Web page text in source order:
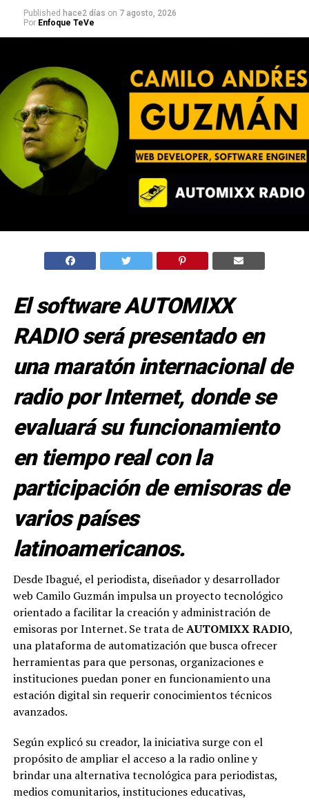
Published hace2 días on 7 agosto, 2026
Por Enfoque TeVe
El software AUTOMIXX
RADIO será presentado en
una maratón internacional de
radio por Internet, donde se
evaluará su funcionamiento
en tiempo real con la
participación de emisoras de
varios países
latinoamericanos.
Desde Ibagué, el periodista, diseñador y desarrollador
web Camilo Guzmán impulsa un proyecto tecnológico
orientado a facilitar la creación y administración de
emisoras por Internet. Se trata deAUTOMIXX RADIO,
una plataforma de automatización que busca ofrecer
herramientas para que personas, organizaciones e
instituciones puedan poner en funcionamiento una
estación digital sin requerir conocimientos técnicos
avanzados.
Según explicó su creador, la iniciativa surge con el
propósito de ampliar el acceso a la radio online y
brindar una alternativa tecnológica para periodistas,
medios comunitarios, instituciones educativas,